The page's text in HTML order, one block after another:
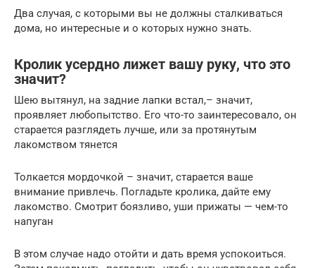
Два случая, с которыми вы не должны сталкиваться
дома, но интересные и о которых нужно знать.
Кролик усердно лижет вашу руку, что это
значит?
Шею вытянул, на задние лапки встал,– значит,
проявляет любопытство. Его что-то заинтересовало, он
старается разглядеть лучше, или за протянутым
лакомством тянется
Толкается мордочкой – значит, старается ваше
внимание привлечь. Погладьте кролика, дайте ему
лакомство. Смотрит боязливо, уши прижаты — чем-то
напуган
В этом случае надо отойти и дать время успокоиться.